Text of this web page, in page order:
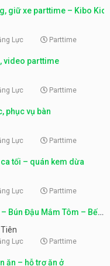
giữ xe parttime – Kibo Kid
Lực Parttime
video parttime
Lực Parttime
phục vụ bàn
Lực Parttime
tối – quán kem dừa
Lực Parttime
Bún Đậu Mắm Tôm – Bếp
Lực Parttime
ăn – hỗ trợ ăn ở